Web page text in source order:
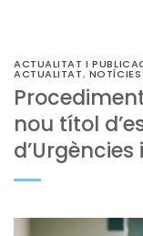
ACTUALITAT I
ACTUALITAT,
nou títol